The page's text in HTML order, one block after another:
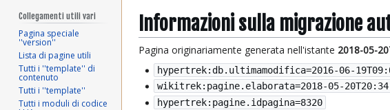
Informazioni sulla migrazione
Pagina originariamente generata nell'istante 2018-05-
hypertrek:db.ultimamodifica=2016-06-
wikitrek:pagine.elaborata=2018-05-
hypertrek:pagine.idpagina=8320
Collegamenti utili vari
Pagina speciale
''version''
Lista di pagine utili
Tutti i ''template'' di
contenuto
Tutti i ''template''
Tutti i moduli di codice